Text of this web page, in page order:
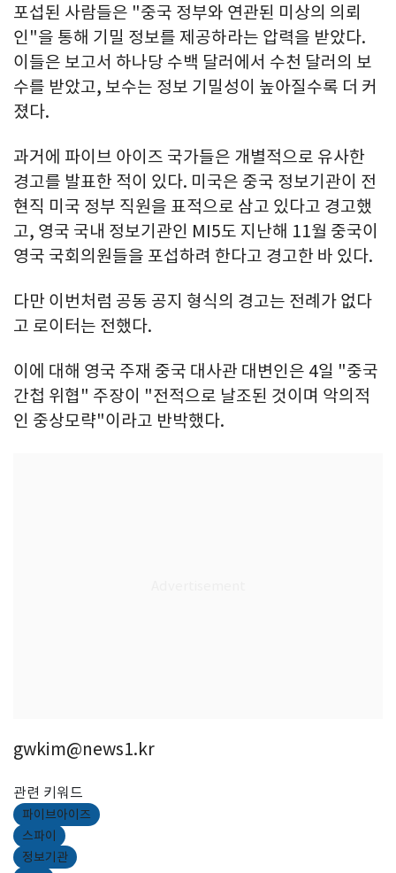
포섭된 사람들은 "중국 정부와 연관된 미상의 의뢰
인"을 통해 기밀 정보를 제공하라는 압력을 받았다.
이들은 보고서 하나당 수백 달러에서 수천 달러의 보
수를 받았고, 보수는 정보 기밀성이 높아질수록 더 커
졌다.
과거에 파이브 아이즈 국가들은 개별적으로 유사한
경고를 발표한 적이 있다. 미국은 중국 정보기관이 전
현직 미국 정부 직원을 표적으로 삼고 있다고 경고했
고, 영국 국내 정보기관인 MI5도 지난해 11월 중국이
영국 국회의원들을 포섭하려 한다고 경고한 바 있다.
다만 이번처럼 공동 공지 형식의 경고는 전례가 없다
고 로이터는 전했다.
이에 대해 영국 주재 중국 대사관 대변인은 4일 "중국
간첩 위협" 주장이 "전적으로 날조된 것이며 악의적
인 중상모략"이라고 반박했다.
gwkim@news1.kr
관련 키워드
파이브아이즈
스파이
정보기관